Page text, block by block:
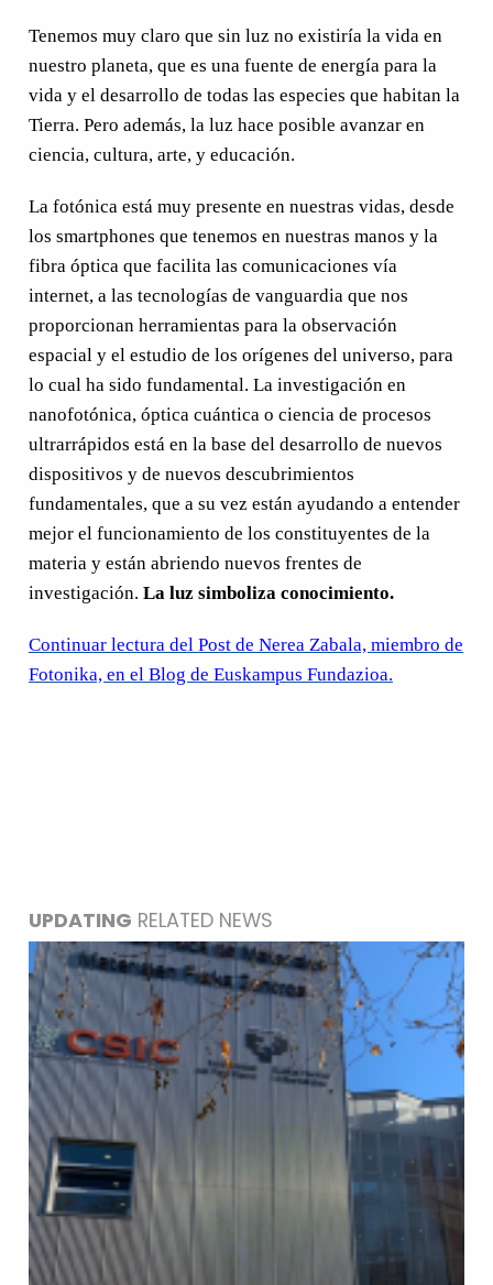
Tenemos muy claro que sin luz no existiría la vida en
nuestro planeta, que es una fuente de energía para la
vida y el desarrollo de todas las especies que habitan la
Tierra. Pero además, la luz hace posible avanzar en
ciencia, cultura, arte, y educación.
La fotónica está muy presente en nuestras vidas, desde
los smartphones que tenemos en nuestras manos y la
fibra óptica que facilita las comunicaciones vía
internet, a las tecnologías de vanguardia que nos
proporcionan herramientas para la observación
espacial y el estudio de los orígenes del universo, para
lo cual ha sido fundamental. La investigación en
nanofotónica, óptica cuántica o ciencia de procesos
ultrarrápidos está en la base del desarrollo de nuevos
dispositivos y de nuevos descubrimientos
fundamentales, que a su vez están ayudando a entender
mejor el funcionamiento de los constituyentes de la
materia y están abriendo nuevos frentes de
investigación. La luz simboliza conocimiento.
Continuar lectura del Post de Nerea Zabala, miembro de
Fotonika, en el Blog de Euskampus Fundazioa.
UPDATING RELATED NEWS